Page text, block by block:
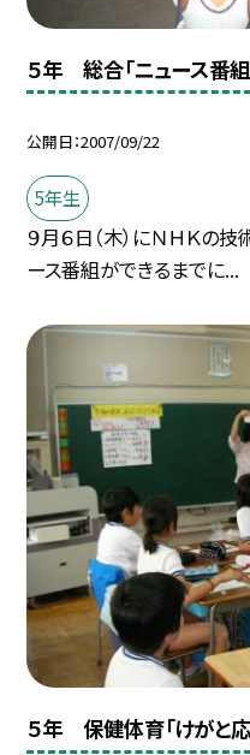
５年 総合「ニュース番組
公開日 2007/09/22
5年生
９月６日（木）にＮＨＫの
ース番組ができるまでに...
５年 保健体育「けがと